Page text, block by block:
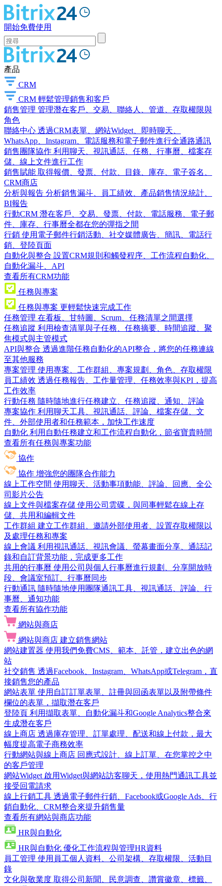
開始免費使用
產品
CRM
CRM 輕鬆管理銷售和客戶
銷售管理 管理潛在客戶、交易、聯絡人、管道、存取權限與
角色
聯絡中心 透過CRM表單、網站Widget、即時聊天、
WhatsApp、Instagram、電話服務和電子郵件進行全通路通訊
銷售團隊協作 利用聊天、視訊通話、任務、行事曆、檔案存
儲、線上文件進行工作
銷售賦能 取得報價、發票、付款、目錄、庫存、電子簽名、
CRM商店
分析與報告 分析銷售漏斗、員工績效、產品銷售情況統計、
BI報告
行動CRM 潛在客戶、交易、發票、付款、電話服務、電子郵
件、庫存、行事曆全都在您的彈指之間
行銷 使用電子郵件行銷活動、社交媒體廣告、簡訊、電話行
銷、登陸頁面
自動化與整合 設置CRM規則和觸發程序、工作流程自動化、
自動化漏斗、API
查看所有CRM功能
任務與專案
任務與專案 更輕鬆快速完成工作
任務管理 在看板、甘特圖、Scrum、任務清單之間選擇
任務追蹤 利用檢查清單與子任務、任務摘要、時間追蹤、聚
焦模式與主管模式
API與整合 透過進階任務自動化的API整合，將您的任務連線
至其他服務
專案管理 使用專案、工作群組、專案規劃、角色、存取權限
員工績效 透過任務報告、工作量管理、任務效率與KPI，提高
工作效率
行動任務 隨時隨地進行任務建立、任務追蹤、通知、評論
專案協作 利用聊天工具、視訊通話、評論、檔案存儲、文
件、外部使用者和任務範本，加快工作速度
自動化 利用自動任務建立和工作流程自動化，節省寶貴時間
查看所有任務與專案功能
協作
協作 增強您的團隊合作能力
線上工作空間 使用聊天、活動事項動能、評論、回應、全公
司影片公告
線上文件與檔案存儲 使用公司雲碟，與同事輕鬆在線上存
儲、共用和編輯文件
工作群組 建立工作群組、邀請外部使用者、設置存取權限以
及處理任務和專案
線上會議 利用視訊通話、視訊會議、螢幕畫面分享、通話記
錄和自訂背景功能，完成更多工作
共用的行事曆 使用公司與個人行事曆進行規劃、分享開放時
段、會議室預訂、行事曆同步
行動通訊 隨時隨地使用團隊通訊工具、視訊通話、評論、行
事曆、通知功能
查看所有協作功能
網站與商店
網站與商店 建立銷售網站
網站建置器 使用我們免費CMS、範本、託管，建立出色的網
站
社交銷售 透過Facebook、Instagram、WhatsApp或Telegram，直
接銷售您的產品
網站表單 使用自訂訂單表單、註冊與回函表單以及附帶條件
欄位的表單，擷取潛在客戶
登陸頁 利用擷取表單、自動化漏斗和Google Analytics整合來
生成潛在客戶
線上商店 透過庫存管理、訂單處理、配送和線上付款，最大
幅度提高電子商務效率
行動網站與線上商店 回應式設計、線上訂單、在您掌控之中
的客戶管理
網站Widget 啟用Widget與網站訪客聊天，使用熱門通訊工具並
接受回電請求
線上行銷工具 透過電子郵件行銷、Facebook或Google Ads、行
銷自動化、CRM整合來提升銷售量
查看所有網站與商店功能
HR與自動化
HR與自動化 優化工作流程與管理HR資料
員工管理 使用員工個人資料、公司架構、存取權限、活動目
錄
文化與敬業度 取得公司新聞、民意調查、讚賞徽章、標籤、